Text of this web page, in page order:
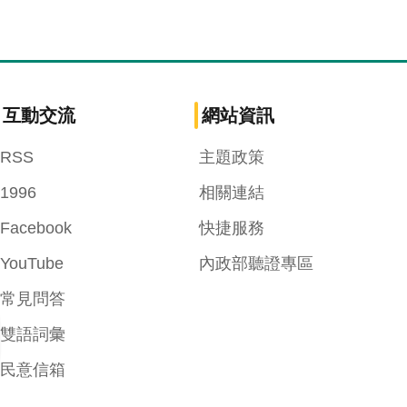
互動交流
RSS
1996
Facebook
YouTube
常見問答
雙語詞彙
民意信箱
網站資訊
主題政策
相關連結
快捷服務
內政部聽證專區